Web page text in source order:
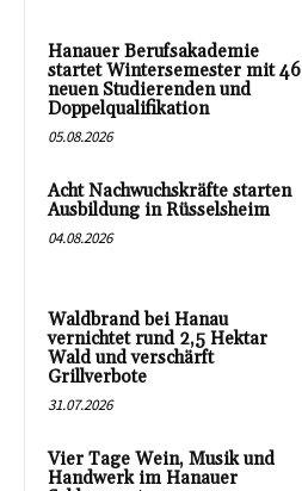
Hanauer Berufsakademie
startet Wintersemester mit 46
neuen Studierenden und
Doppelqualifikation
05.08.2026
Acht Nachwuchskräfte starten
Ausbildung in Rüsselsheim
04.08.2026
Waldbrand bei Hanau
vernichtet rund 2,5 Hektar
Wald und verschärft
Grillverbote
31.07.2026
Vier Tage Wein, Musik und
Handwerk im Hanauer